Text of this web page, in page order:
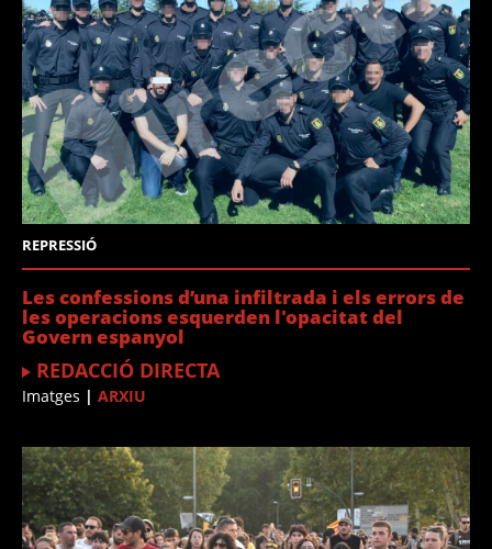
REPRESSIÓ
Les confessions d’una infiltrada i els errors de
les operacions esquerden l'opacitat del
Govern espanyol
REDACCIÓ DIRECTA
Imatges | ARXIU